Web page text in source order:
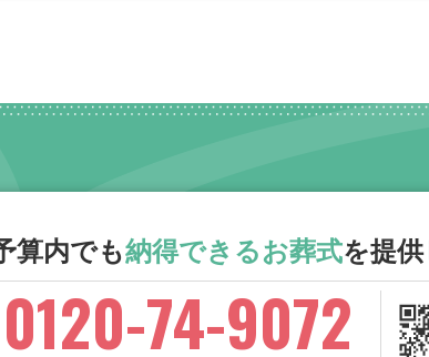
算内でも納得できるお葬式を提供
0120-74-9072